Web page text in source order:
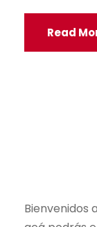
Read
Bienvenidos